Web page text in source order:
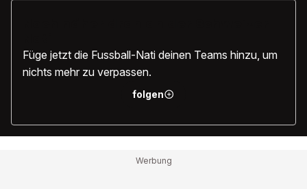
Füge jetzt die Fussball-Nati deinen Teams hinzu, um
nichts mehr zu verpassen.
folgen